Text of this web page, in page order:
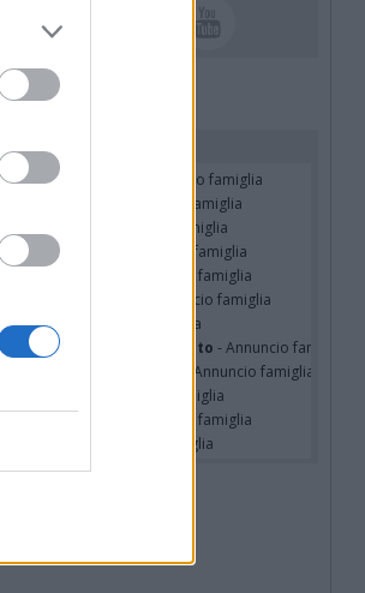
i nostri cari
MASSINISSA
- Annuncio famiglia
- Annuncio famiglia
- Annuncio famiglia
Dal Medico
- Annuncio famiglia
- Annuncio famiglia
- Annuncio famiglia
Pacitti
- Annuncio famiglia
Martini ved. Cecconato - Annuncio famiglia
- Annuncio famiglia
- Annuncio famiglia
- Annuncio famiglia
- Annuncio famiglia